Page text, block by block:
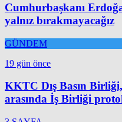
Cumhurbaşkanı
yalnız bırakmayacağız
GÜNDEM
19 gün önce
KKTC Dış Basın
arasında İş Birliği